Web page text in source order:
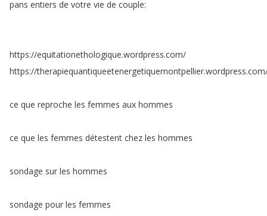
pans entiers de votre vie de couple:
https://equitationethologique.wordpress.com/
https://therapiequantiqueetenergetiquemontpellier.wordpress.com
ce que reproche les femmes aux hommes
ce que les femmes détestent chez les hommes
sondage sur les hommes
sondage pour les femmes